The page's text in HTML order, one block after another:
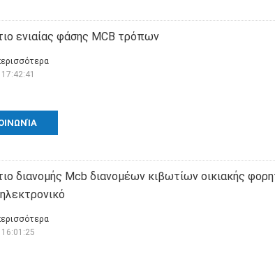
ενιαίας φάσης MCB τρόπων
διανομής Mcb διανομέων κιβωτίων οικιακής